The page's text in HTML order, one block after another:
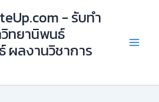
- รับทำ
ทยานิพนธ์
ผลงานวิชาการ